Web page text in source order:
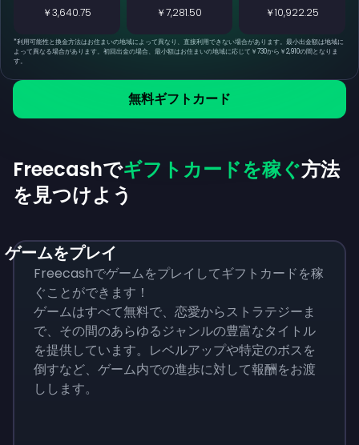
無料ギフトカード
￥3,640.75 ￥7,281.50 ￥10,922.25
*利用可能性と換金方法はお住まいの地域によって異なり、直接利用できない場合があります。最小出金額は地域に
よって異なる場合があります。初回出金の場合、最小額はお住まいの地域に応じて￥730から￥2,910の間となりま
す。
Freecashでギフトカードを稼ぐ方法
を見つけよう
ゲームをプレイ
Freecashでゲームをプレイしてギフトカードを稼
ぐことができます！
ゲームはすべて無料で、恋愛からストラテジーま
で、その間のあらゆるジャンルの豊富なタイトル
を提供しています。レベルアップや特定のボスを
倒すなど、ゲーム内での進歩に対して報酬をお渡
しします。